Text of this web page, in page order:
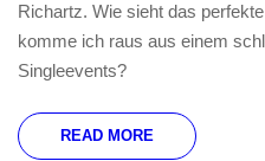
Richartz. Wie sieht das
komme ich raus aus einem
Singleevents?
READ MORE